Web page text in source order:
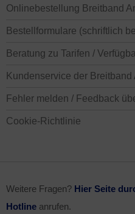
Onlinebestellung Breitband
Bestellformulare (schriftlich
Beratung zu Tarifen /
Kundenservice der Breitband
Fehler melden / Feedback
Cookie-Richtlinie
Weitere Fragen? Hier Seite
Hotline anrufen.